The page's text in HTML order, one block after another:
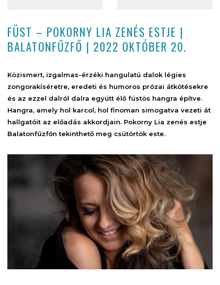
FÜST – POKORNY LIA ZENÉS ESTJE |
BALATONFŰZFŐ | 2022 OKTÓBER 20.
Közismert, izgalmas-érzéki hangulatú dalok légies
zongorakíséretre, eredeti és humoros prózai átkötésekre
és az ezzel dalról dalra együtt élő füstös hangra építve.
Hangra, amely hol karcol, hol finoman simogatva vezeti át
hallgatóit az előadás akkordjain. Pokorny Lia zenés estje
Balatonfűzfőn tekinthető meg csütörtök este.